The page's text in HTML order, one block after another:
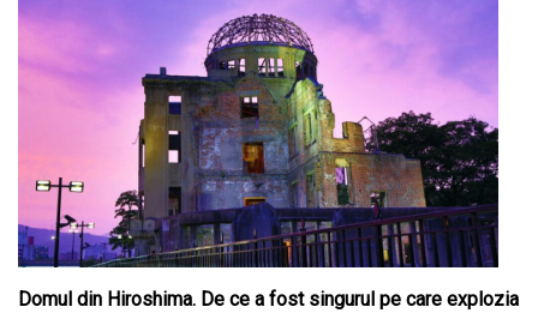
Domul din Hiroshima. De ce a fost singurul pe care explozia